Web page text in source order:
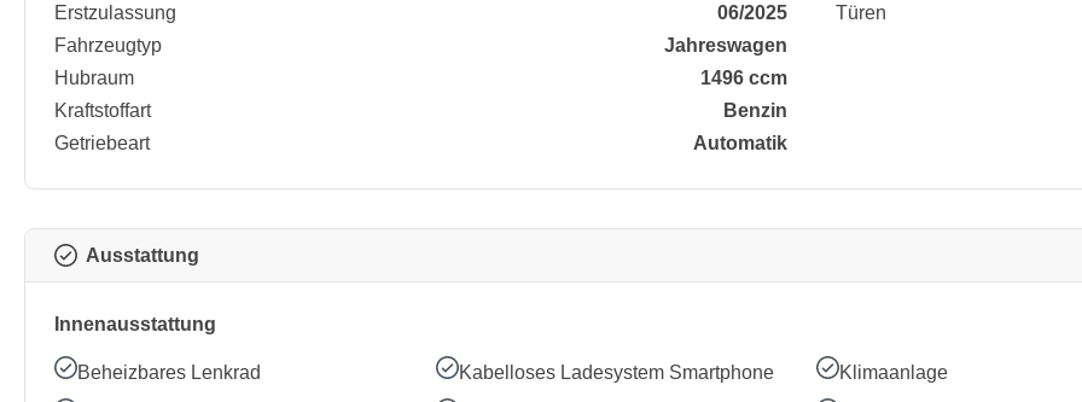
Erstzulassung
06/2025
Fahrzeugtyp
Jahreswagen
Hubraum
1496 ccm
Kraftstoffart
Benzin
Getriebeart
Automatik
Türen
Ausstattung
Innenausstattung
Beheizbares Lenkrad Kabelloses Ladesystem Smartphone Klimaanlage